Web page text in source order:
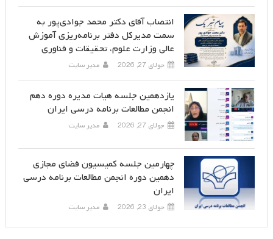
انتصاب آقای دکتر محمد جوادی‌پور به
سمت مدیرکل دفتر برنامه‌ریزی آموزش
عالی وزارت علوم، تحقیقات و فناوری
جولای 27, 2026 مدیر سایت
یازدهمین جلسه هیات مدیره دوره دهم
انجمن مطالعات برنامه درسی ایران
جولای 27, 2026 مدیر سایت
چهارمین جلسه کمیسیون فضای مجازی
دهمین دوره انجمن مطالعات برنامه درسی
ایران
جولای 23, 2026 مدیر سایت